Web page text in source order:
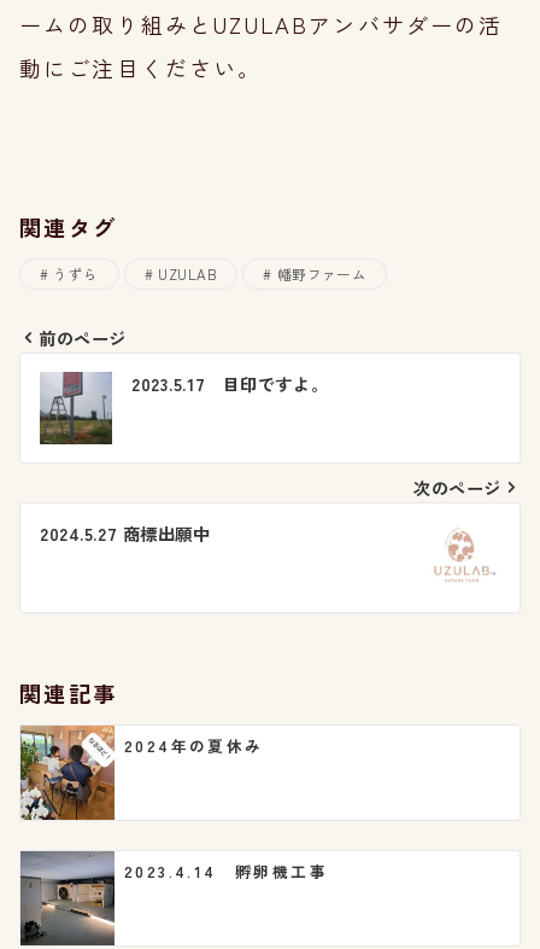
ームの取り組みとUZULABアンバサダーの活
動にご注目ください。
関連タグ
うずら UZULAB 幡野ファーム
投
稿
ビ
シ
ョ
ン
前のページ
2023.5.17 目印ですよ。
次のページ
2024.5.27 商標出願中
関連記事
2024年の夏休み
2023.4.14 孵卵機工事